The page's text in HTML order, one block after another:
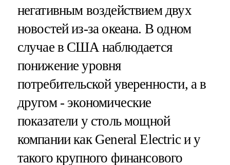
негативным воздействием двух
новостей из-за океана. В одном
случае в США наблюдается
понижение уровня
потребительской уверенности, а в
другом - экономические
показатели у столь мощной
компании как General Electric и у
такого крупного финансового